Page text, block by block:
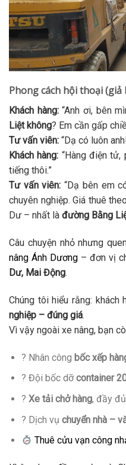
Phong cách hội thoại
Khách hàng:“Anh ơi, bên
Liệt không? Em cần gấp
Tư vấn viên: “Dạ có luôn
Khách hàng: “Hàng điện
tiếng thôi.”
Tư vấn viên: “Dạ bên em
chuyên nghiệp. Giá thuê
Dư – nhất là đường Bằng
Câu chuyện nhỏ nhưng
nâng Ánh Dương– đơn vị
Dư, Mai Động.
Chúng tôi hiểu rằng: khách
nghiệp – đúng giá.
Vì vậy ngoài xe nâng, bạn
? Nhân công bốc xếp
? Đội bốc dỡcontainer
? Xe tải chở hàng, đầy
? Dịch vụ chuyển nhà –
Thuê cửu vạn công